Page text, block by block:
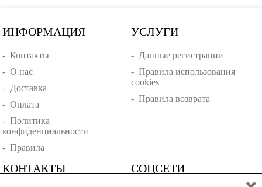
ИНФОРМАЦИЯ
-Контакты
-О нас
- Доставка
-Оплата
-Политика
конфиденциальности
-Правила
УСЛУГИ
- Данные регистрации
- Правила использования
cookies
- Правила возврата
КОНТАКТЫ СОЦСЕТИ